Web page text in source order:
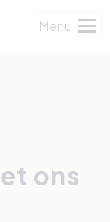
Menu
ons